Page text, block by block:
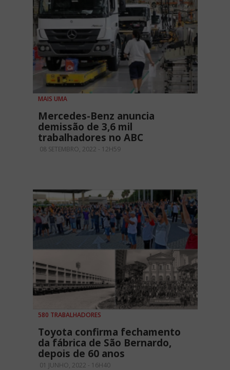
MAIS UMA
Mercedes-Benz anuncia
demissão de 3,6 mil
trabalhadores no ABC
08 SETEMBRO, 2022 - 12H59
580 TRABALHADORES
Toyota confirma fechamento
da fábrica de São Bernardo,
depois de 60 anos
01 JUNHO, 2022 - 16H40